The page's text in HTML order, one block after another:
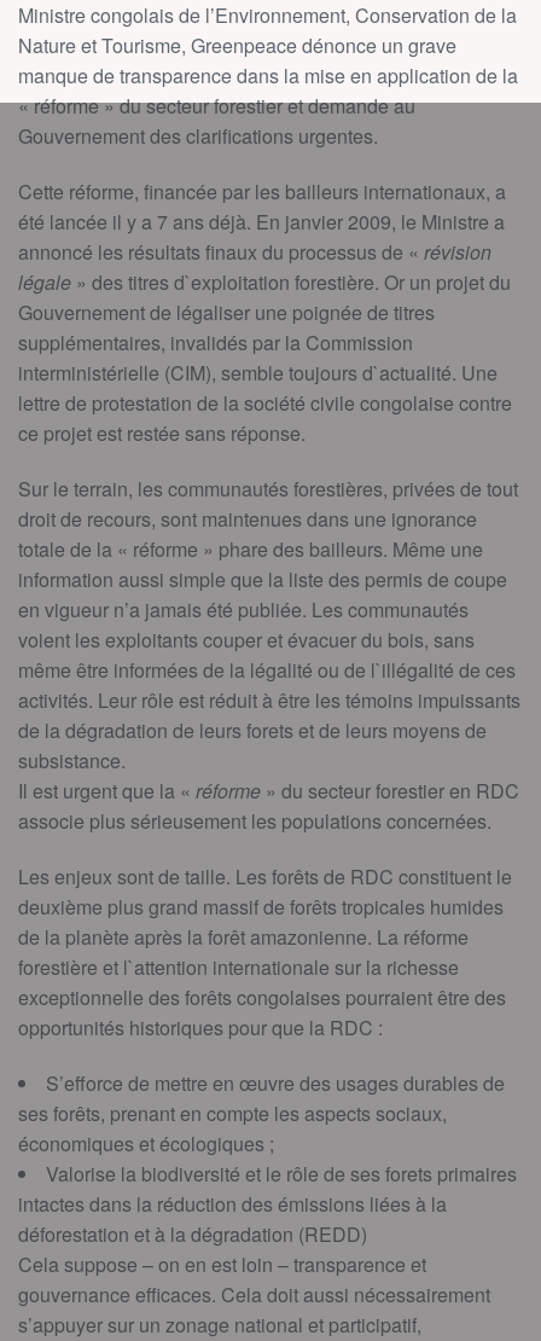
Ministre congolais de l’Environnement, Conservation de la
Nature et Tourisme, Greenpeace dénonce un grave
manque de transparence dans la mise en application de la
« réforme » du secteur forestier et demande au
Gouvernement des clarifications urgentes.
Cette réforme, financée par les bailleurs internationaux, a
été lancée il y a 7 ans déjà. En janvier 2009, le Ministre a
annoncé les résultats finaux du processus de « révision
légale » des titres d`exploitation forestière. Or un projet du
Gouvernement de légaliser une poignée de titres
supplémentaires, invalidés par la Commission
interministérielle (CIM), semble toujours d`actualité. Une
lettre de protestation de la société civile congolaise contre
ce projet est restée sans réponse.
Sur le terrain, les communautés forestières, privées de tout
droit de recours, sont maintenues dans une ignorance
totale de la « réforme » phare des bailleurs. Même une
information aussi simple que la liste des permis de coupe
en vigueur n’a jamais été publiée. Les communautés
voient les exploitants couper et évacuer du bois, sans
même être informées de la légalité ou de l`illégalité de ces
activités. Leur rôle est réduit à être les témoins impuissants
de la dégradation de leurs forets et de leurs moyens de
subsistance.
Il est urgent que la « réforme » du secteur forestier en RDC
associe plus sérieusement les populations concernées.
Les enjeux sont de taille. Les forêts de RDC constituent le
deuxième plus grand massif de forêts tropicales humides
de la planète après la forêt amazonienne. La réforme
forestière et l`attention internationale sur la richesse
exceptionnelle des forêts congolaises pourraient être des
opportunités historiques pour que la RDC :
S’efforce de mettre en œuvre des usages durables de
ses forêts, prenant en compte les aspects sociaux,
économiques et écologiques ;
Valorise la biodiversité et le rôle de ses forets primaires
intactes dans la réduction des émissions liées à la
déforestation et à la dégradation (REDD)
Cela suppose – on en est loin – transparence et
gouvernance efficaces. Cela doit aussi nécessairement
s’appuyer sur un zonage national et participatif,